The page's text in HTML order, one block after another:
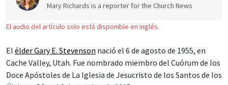
Mary Richards is a reporter for the Church News
El audio del artículo solo está disponible en inglés.
El élder Gary E. Stevenson nació el 6 de agosto de 1955, en
Cache Valley, Utah. Fue nombrado miembro del Cuórum de los
Doce Apóstoles de La Iglesia de Jesucristo de los Santos de los